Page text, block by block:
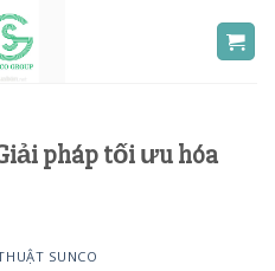
pháp tối ưu hóa
SUNCO